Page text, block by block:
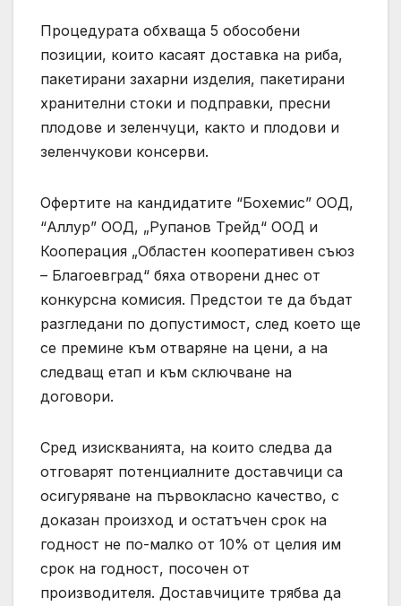
Процедурата обхваща 5 обособени
позиции, които касаят доставка на риба,
пакетирани захарни изделия, пакетирани
хранителни стоки и подправки, пресни
плодове и зеленчуци, както и плодови и
зеленчукови консерви.
Офертите на кандидатите “Бохемис” ООД,
“Аллур” ООД, „Рупанов Трейд“ ООД и
Кооперация „Областен кооперативен съюз
– Благоевград“ бяха отворени днес от
конкурсна комисия. Предстои те да бъдат
разгледани по допустимост, след което ще
се премине към отваряне на цени, а на
следващ етап и към сключване на
договори.
Сред изискванията, на които следва да
отговарят потенциалните доставчици са
осигуряване на първокласно качество, с
доказан произход и остатъчен срок на
годност не по-малко от 10% от целия им
срок на годност, посочен от
производителя. Доставчиците трябва да